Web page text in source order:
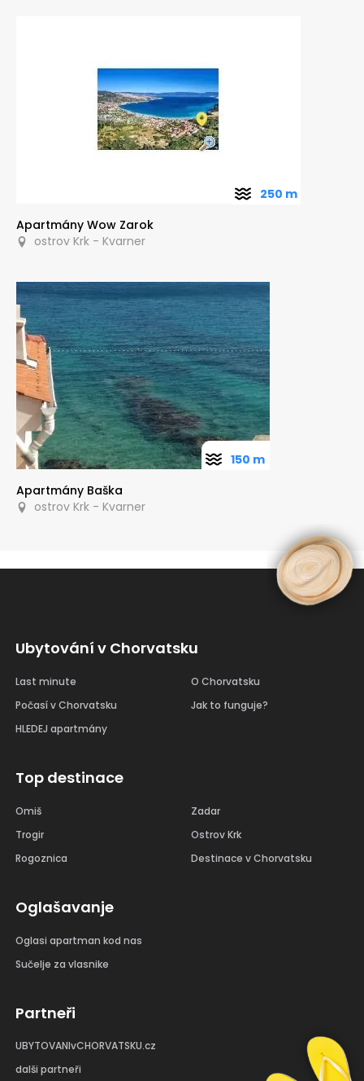
Apartmány Wow Zarok
ostrov Krk - Kvarner
250 m
Apartmány Baška
ostrov Krk - Kvarner
150 m
Ubytování v Chorvatsku
Last minute
Počasí v Chorvatsku
HLEDEJ apartmány
O Chorvatsku
Jak to funguje?
Top destinace
Omiš
Trogir
Rogoznica
Zadar
Ostrov Krk
Destinace v Chorvatsku
Oglašavanje
Oglasi apartman kod nas
Sučelje za vlasnike
Partneři
UBYTOVANIvCHORVATSKU.cz
dalši partneři